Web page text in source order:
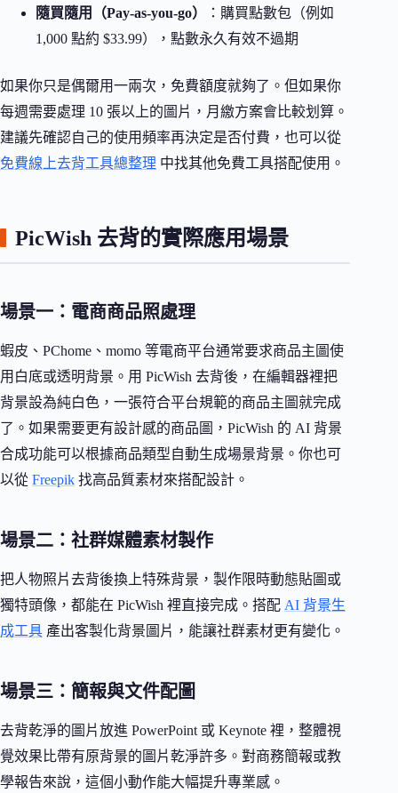
隨買隨用（Pay-as-you-go）
：購買點數包（例如
1,000 點約 $33.99），點數永久有效不過期
如果你只是偶爾用一兩次，免費額度就夠了。但如果你
每週需要處理 10 張以上的圖片，月繳方案會比較划算。
建議先確認自己的使用頻率再決定是否付費，也可以從
免費線上去背工具總整理 中找其他免費工具搭配使用。
PicWish 去背的實際應用場景
場景一：電商商品照處理
蝦皮、PChome、momo 等電商平台通常要求商品主圖使
用白底或透明背景。用 PicWish 去背後，在編輯器裡把
背景設為純白色，一張符合平台規範的商品主圖就完成
了。如果需要更有設計感的商品圖，PicWish 的 AI 背景
合成功能可以根據商品類型自動生成場景背景。你也可
以從 Freepik 找高品質素材來搭配設計。
場景二：社群媒體素材製作
把人物照片去背後換上特殊背景，製作限時動態貼圖或
獨特頭像，都能在 PicWish 裡直接完成。搭配 AI 背景生
成工具 產出客製化背景圖片，能讓社群素材更有變化。
場景三：簡報與文件配圖
去背乾淨的圖片放進 PowerPoint 或 Keynote 裡，整體視
覺效果比帶有原背景的圖片乾淨許多。對商務簡報或教
學報告來說，這個小動作能大幅提升專業感。